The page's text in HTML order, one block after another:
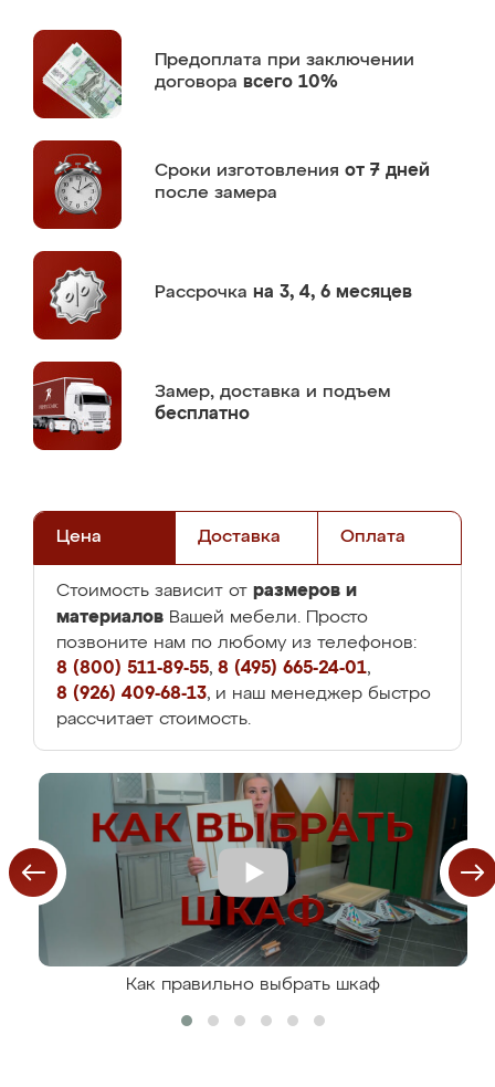
Предоплата при заключении
договора всего 10%
Сроки изготовления от 7 дней
после замера
Рассрочка на 3, 4, 6 месяцев
Замер, доставка и подъем
бесплатно
Цена Доставка Оплата
Стоимость зависит от размеров и
материалов Вашей мебели. Просто
позвоните нам по любому из телефонов:
8 (800) 511-89-55, 8 (495) 665-24-01,
8 (926) 409-68-13, и наш менеджер быстро
рассчитает стоимость.
Как правильно выбрать шкаф